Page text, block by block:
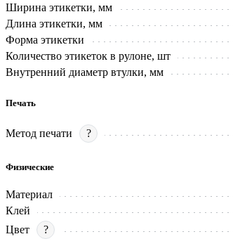
Ширина этикетки, мм
Длина этикетки, мм
Форма этикетки
Количество этикеток в рулоне, шт
Внутренний диаметр втулки, мм
Печать
Метод печати ?
Физические
Материал
Клей
Цвет
?